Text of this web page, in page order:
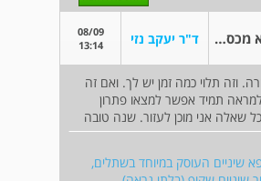
כתר שלא מכסה את כל השתל ד"ר יעקב נזי
08/09
13:14
וזה תלוי כמה זמן יש לך. ואם זה
תמיד אפשר למצאו פתרון
שאלה אני מוכן לעזור. שנה טובה
שיניים העוסק במיוחד בשתלים,